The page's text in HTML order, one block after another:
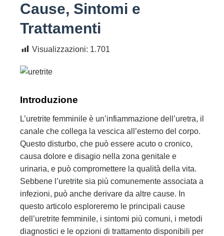
Cause, Sintomi e
Trattamenti
Visualizzazioni: 1.701
Introduzione
L’uretrite femminile è un’infiammazione dell’uretra, il
canale che collega la vescica all’esterno del corpo.
Questo disturbo, che può essere acuto o cronico,
causa dolore e disagio nella zona genitale e
urinaria, e può compromettere la qualità della vita.
Sebbene l’uretrite sia più comunemente associata a
infezioni, può anche derivare da altre cause. In
questo articolo esploreremo le principali cause
dell’uretrite femminile, i sintomi più comuni, i metodi
diagnostici e le opzioni di trattamento disponibili per